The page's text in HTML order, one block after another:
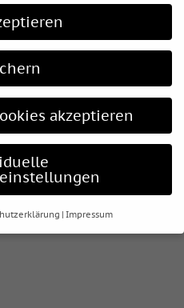
akzeptieren
Impressum
und Ihre Zustimmung zu
bitten.